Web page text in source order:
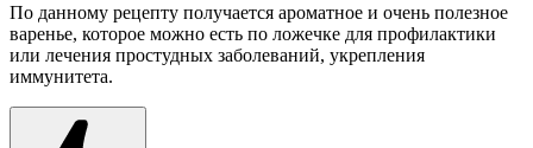
По данному рецепту получается ароматное и очень полезное
варенье, которое можно есть по ложечке для профилактики
или лечения простудных заболеваний, укрепления
иммунитета.